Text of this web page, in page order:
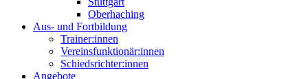
Oberhaching
Aus- und Fortbildung
Trainer:innen
Vereinsfunktionär:innen
Schiedsrichter:innen
Angebote